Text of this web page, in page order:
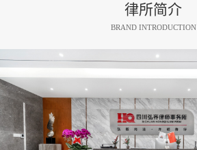
律所简介
BRAND INTRODUCTION